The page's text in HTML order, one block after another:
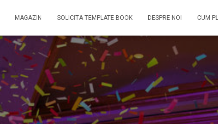
MAGAZIN SOLICITA TEMPLATE BOOK DESPRE NOI CUM